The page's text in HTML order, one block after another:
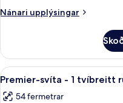
svefnherbergi
Nánari upplýsingar
Nánari
svíta
1
Skoða
allar
7
Premier-svíta - 1 tvíbreitt
54 fermetrar